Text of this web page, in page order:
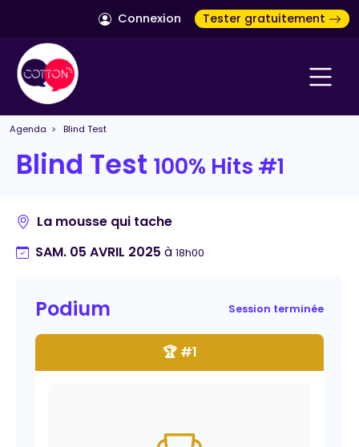
Connexion Tester gratuitement
Agenda > Blind Test
Blind Test 100% Hits #1
La mousse qui tache
SAM. 05 AVRIL 2025 à 18h00
Podium Session terminée
🏆 #1